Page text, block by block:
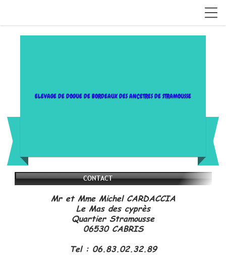
ELEVAGE DE DOGUE DE BORDEAUX DES ANCETRES DE STRAMOUSSE
CONTACT
Mr et Mme Michel CARDACCIA
Le Mas des cyprès
Quartier Stramousse
06530 CABRIS
Tel : 06.83.02.32.89